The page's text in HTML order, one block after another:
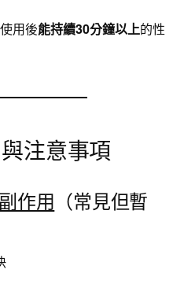
用後能持續30分鐘以上的性
注意事項
作用 （常見但暫